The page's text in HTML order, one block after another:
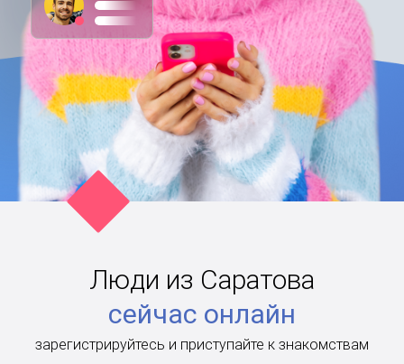
Люди из Саратова
сейчас онлайн
зарегистрируйтесь и приступайте к знакомствам